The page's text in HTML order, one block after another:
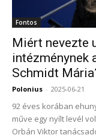
Fontos
Miért nevezte
intézménynek
Schmidt
Polonius - 2025-06-21
92 éves korában
műve egy nyílt levél
Orbán Viktor